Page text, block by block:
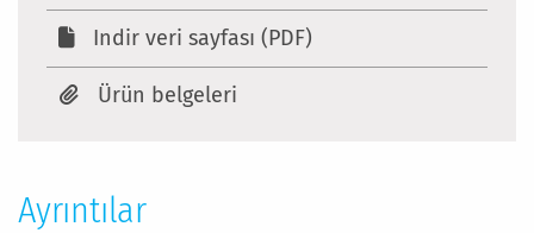
Indir veri sayfası (PDF)
Ürün belgeleri
Ayrıntılar